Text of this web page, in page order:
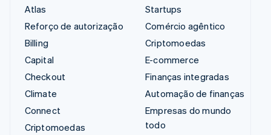
Atlas
Reforço de autorização
Billing
Capital
Checkout
Climate
Connect
Criptomoedas
Startups
Comércio agêntico
Criptomoedas
E-commerce
Finanças integradas
Automação de finanças
Empresas do mundo
todo